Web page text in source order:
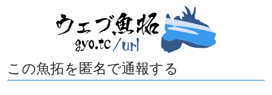
この魚拓を匿名で通報する